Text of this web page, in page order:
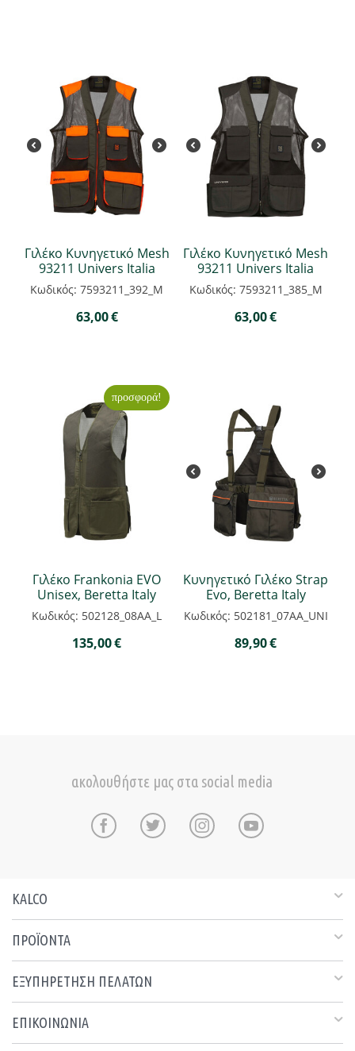
Γιλέκο Κυνηγετικό Mesh
93211 Univers Italia
Κωδικός: 7593211_392_M
63,00€
Γιλέκο Κυνηγετικό Mesh
93211 Univers Italia
Κωδικός: 7593211_385_M
63,00€
προσφορά!
Γιλέκο Frankonia EVO
Unisex, Beretta Italy
Κωδικός: 502128_08AA_L
135,00€
Κυνηγετικό Γιλέκο Strap
Evo, Beretta Italy
Κωδικός: 502181_07AA_UNI
89,90€
ακολουθήστε μας στα social media
KALCO
ΠΡΟΪΟΝΤΑ
ΕΞΥΠΗΡΕΤΗΣΗ ΠΕΛΑΤΩΝ
ΕΠΙΚΟΙΝΩΝΙΑ